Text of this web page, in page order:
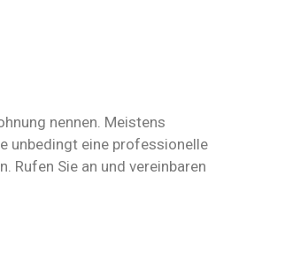
nennen. Meistens
unbedingt eine professionelle
Rufen Sie an und vereinbaren